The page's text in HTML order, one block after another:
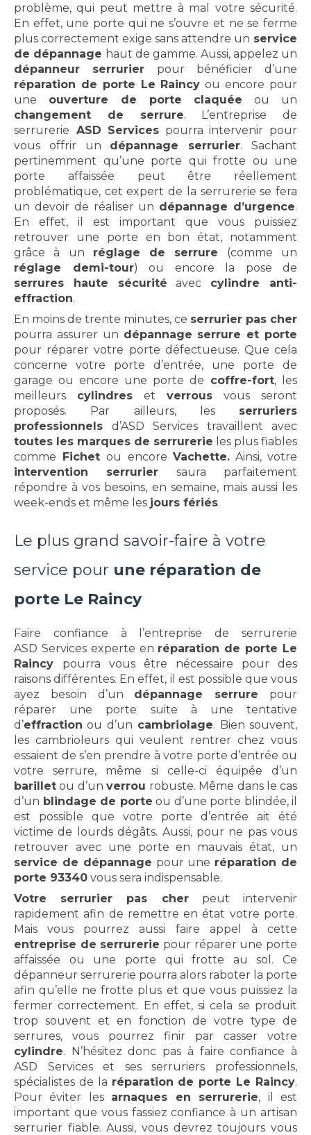
problème, qui peut mettre à mal votre sécurité.
En effet, une porte qui ne s’ouvre et ne se ferme
plus correctement exige sans attendre un service
de dépannage haut de gamme. Aussi, appelez un
dépanneur serrurier pour bénéficier d’une
réparation de porte Le Raincy ou encore pour
une ouverture de porte claquée ou un
changement de serrure. L’entreprise de
serrurerie ASD Services pourra intervenir pour
vous offrir un dépannage serrurier. Sachant
pertinemment qu’une porte qui frotte ou une
porte affaissée peut être réellement
problématique, cet expert de la serrurerie se fera
un devoir de réaliser un dépannage d’urgence.
En effet, il est important que vous puissiez
retrouver une porte en bon état, notamment
grâce à un réglage de serrure (comme un
réglage demi-tour) ou encore la pose de
serrures haute sécurité avec cylindre anti-
effraction.
En moins de trente minutes, ce serrurier pas cher
pourra assurer un dépannage serrure et porte
pour réparer votre porte défectueuse. Que cela
concerne votre porte d’entrée, une porte de
garage ou encore une porte de coffre-fort, les
meilleurs cylindres et verrous vous seront
proposés. Par ailleurs, les serruriers
professionnels d’ASD Services travaillent avec
toutes les marques de serrurerie les plus fiables
comme Fichetou encore Vachette.Ainsi, votre
intervention serrurier saura parfaitement
répondre à vos besoins, en semaine, mais aussi les
week-ends et même les jours fériés.
Le plus grand savoir-faire à votre
service pour une réparation de
porte Le Raincy
Faire confiance à l’entreprise de serrurerie
ASD Services experte en réparation de porte Le
Raincy pourra vous être nécessaire pour des
raisons différentes. En effet, il est possible que vous
ayez besoin d’un dépannage serrure pour
réparer une porte suite à une tentative
d’effraction ou d’un cambriolage. Bien souvent,
les cambrioleurs qui veulent rentrer chez vous
essaient de s’en prendre à votre porte d’entrée ou
votre serrure, même si celle-ci équipée d’un
barillet ou d’un verrou robuste. Même dans le cas
d’un blindage de porte ou d’une porte blindée, il
est possible que votre porte d’entrée ait été
victime de lourds dégâts. Aussi, pour ne pas vous
retrouver avec une porte en mauvais état, un
service de dépannage pour une réparation de
porte 93340 vous sera indispensable.
Votre serrurier pas cherpeut intervenir
rapidement afin de remettre en état votre porte.
Mais vous pourrez aussi faire appel à cette
entreprise de serrurerie pour réparer une porte
affaissée ou une porte qui frotte au sol. Ce
dépanneur serrurerie pourra alors raboter la porte
afin qu’elle ne frotte plus et que vous puissiez la
fermer correctement. En effet, si cela se produit
trop souvent et en fonction de votre type de
serrures, vous pourrez finir par casser votre
cylindre. N’hésitez donc pas à faire confiance à
ASD Services et ses serruriers professionnels,
spécialistes de la réparation de porte Le Raincy.
Pour éviter les arnaques en serrurerie, il est
important que vous fassiez confiance à un artisan
serrurier fiable. Aussi, vous devrez toujours vous